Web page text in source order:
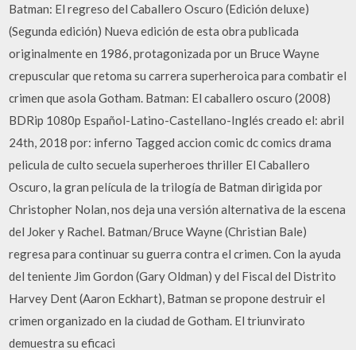
Batman: El regreso del Caballero Oscuro (Edición deluxe)
(Segunda edición) Nueva edición de esta obra publicada
originalmente en 1986, protagonizada por un Bruce Wayne
crepuscular que retoma su carrera superheroica para combatir el
crimen que asola Gotham. Batman: El caballero oscuro (2008)
BDRip 1080p Español-Latino-Castellano-Inglés creado el: abril
24th, 2018 por: inferno Tagged accion comic dc comics drama
pelicula de culto secuela superheroes thriller El Caballero
Oscuro, la gran película de la trilogía de Batman dirigida por
Christopher Nolan, nos deja una versión alternativa de la escena
del Joker y Rachel. Batman/Bruce Wayne (Christian Bale)
regresa para continuar su guerra contra el crimen. Con la ayuda
del teniente Jim Gordon (Gary Oldman) y del Fiscal del Distrito
Harvey Dent (Aaron Eckhart), Batman se propone destruir el
crimen organizado en la ciudad de Gotham. El triunvirato
demuestra su eficaci